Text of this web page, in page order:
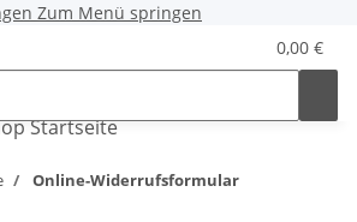
Zum Menü springen
0,00 €
Online-Widerrufsformular